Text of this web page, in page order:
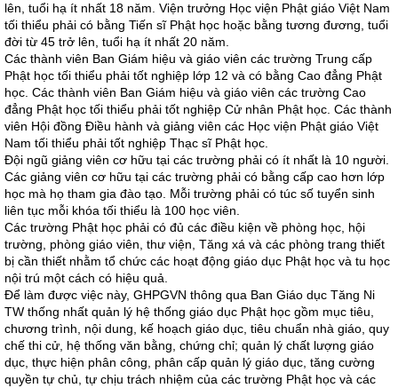
lên, tuổi hạ ít nhất 18 năm. Viện trưởng Học viện Phật giáo Việt Nam
tối thiểu phải có bằng Tiến sĩ Phật học hoặc bằng tương đương, tuổi
đời từ 45 trở lên, tuổi hạ ít nhất 20 năm.
Các thành viên Ban Giám hiệu và giáo viên các trường Trung cấp
Phật học tối thiểu phải tốt nghiệp lớp 12 và có bằng Cao đẳng Phật
học. Các thành viên Ban Giám hiệu và giáo viên các trường Cao
đẳng Phật học tối thiểu phải tốt nghiệp Cử nhân Phật học. Các thành
viên Hội đồng Điều hành và giảng viên các Học viện Phật giáo Việt
Nam tối thiểu phải tốt nghiệp Thạc sĩ Phật học.
Đội ngũ giảng viên cơ hữu tại các trường phải có ít nhất là 10 người.
Các giảng viên cơ hữu tại các trường phải có bằng cấp cao hơn lớp
học mà họ tham gia đào tạo. Mỗi trường phải có túc số tuyển sinh
liên tục mỗi khóa tối thiểu là 100 học viên.
Các trường Phật học phải có đủ các điều kiện về phòng học, hội
trường, phòng giáo viên, thư viện, Tăng xá và các phòng trang thiết
bị cần thiết nhằm tổ chức các hoạt động giáo dục Phật học và tu học
nội trú một cách có hiệu quả.
Để làm được việc này, GHPGVN thông qua Ban Giáo dục Tăng Ni
TW thống nhất quản lý hệ thống giáo dục Phật học gồm mục tiêu,
chương trình, nội dung, kế hoạch giáo dục, tiêu chuẩn nhà giáo, quy
chế thi cử, hệ thống văn bằng, chứng chỉ; quản lý chất lượng giáo
dục, thực hiện phân công, phân cấp quản lý giáo dục, tăng cường
quyền tự chủ, tự chịu trách nhiệm của các trường Phật học và các